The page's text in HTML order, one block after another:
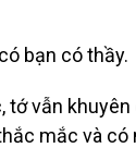
bạn có thầy.
tớ vẫn
mắc và có